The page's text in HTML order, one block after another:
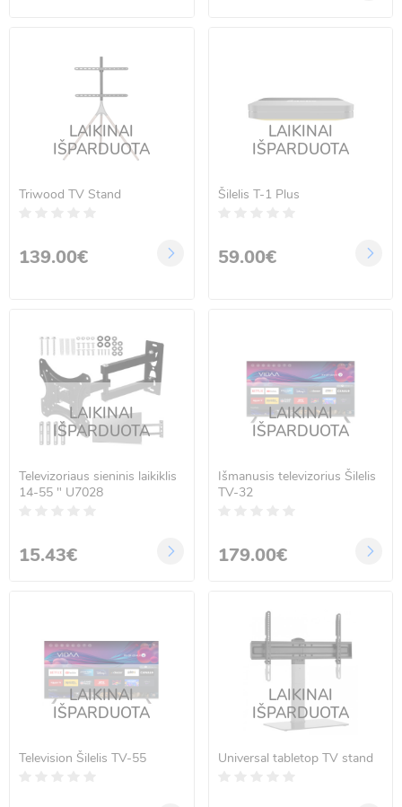
LAIKINAI
IŠPARDUOTA
Triwood TV Stand
139.00€
LAIKINAI
IŠPARDUOTA
Šilelis T-1 Plus
59.00€
LAIKINAI
IŠPARDUOTA
Televizoriaus sieninis laikiklis
14-55 " U7028
15.43€
LAIKINAI
IŠPARDUOTA
Išmanusis televizorius Šilelis
TV-32
179.00€
LAIKINAI
IŠPARDUOTA
Television Šilelis TV-55
LAIKINAI
IŠPARDUOTA
Universal tabletop TV stand